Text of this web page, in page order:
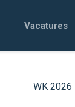
Vacatures
WK 2026